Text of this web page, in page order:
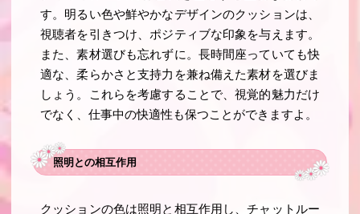
す。明るい色や鮮やかなデザインのクッションは、
視聴者を引きつけ、ポジティブな印象を与えます。
また、素材選びも忘れずに。長時間座っていても快
適な、柔らかさと支持力を兼ね備えた素材を選びま
しょう。これらを考慮することで、視覚的魅力だけ
でなく、仕事中の快適性も保つことができますよ。
照明との相互作用
クッションの色は照明と相互作用し、チャットルー